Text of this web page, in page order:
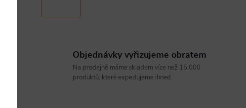
Objednávky vyřizujeme obratem
Na prodejně máme skladem více než 15.000
produktů, které expedujeme ihned.